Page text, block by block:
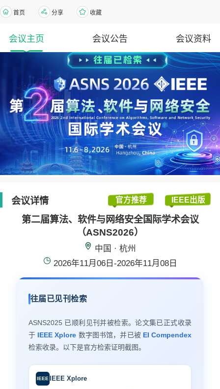
首页 分享 收藏
会议主页 会议公告 会议资料
会议详情 官方推荐 IEEE出版
第二届算法、软件与网络安全国际学术会议
（ASNS2026）
中国 · 杭州
2026年11月06日-2026年11月08日
往届已见刊检索
ASNS2025 已顺利见刊并被检索。论文集已正式收录
于 IEEE Xplore 数字图书馆，并已被 EI Compendex
检索收录。以下是官方检索证明截图。
IEEE IEEE Xplore